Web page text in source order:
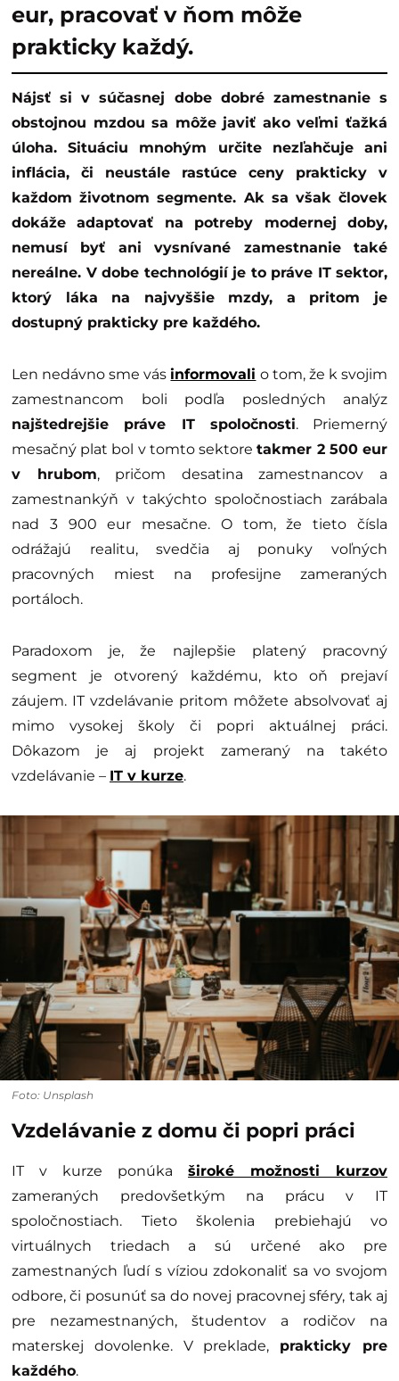
eur, pracovať v ňom môže
prakticky každý.
Nájsť si v súčasnej dobe dobré zamestnanie s
obstojnou mzdou sa môže javiť ako veľmi ťažká
úloha. Situáciu mnohým určite nezľahčuje ani
inflácia, či neustále rastúce ceny prakticky v
každom životnom segmente. Ak sa však človek
dokáže adaptovať na potreby modernej doby,
nemusí byť ani vysnívané zamestnanie také
nereálne. V dobe technológií je to práve IT sektor,
ktorý láka na najvyššie mzdy, a pritom je
dostupný prakticky pre každého.
Len nedávno sme vás informovali o tom, že k svojim
zamestnancom boli podľa posledných analýz
najštedrejšie práve IT spoločnosti. Priemerný
mesačný plat bol v tomto sektoretakmer 2 500 eur
v hrubom, pričom desatina zamestnancov a
zamestnankýň v takýchto spoločnostiach zarábala
nad 3 900 eur mesačne. O tom, že tieto čísla
odrážajú realitu, svedčia aj ponuky voľných
pracovných miest na profesijne zameraných
portáloch.
Paradoxom je, že najlepšie platený pracovný
segment je otvorený každému, kto oň prejaví
záujem. IT vzdelávanie pritom môžete absolvovať aj
mimo vysokej školy či popri aktuálnej práci.
Dôkazom je aj projekt zameraný na takéto
vzdelávanie – IT v kurze.
Foto: Unsplash
Vzdelávanie z domu či popri práci
IT v kurze ponúka široké možnosti kurzov
zameraných predovšetkým na prácu v IT
spoločnostiach. Tieto školenia prebiehajú vo
virtuálnych triedach a sú určené ako pre
zamestnaných ľudí s víziou zdokonaliť sa vo svojom
odbore, či posunúť sa do novej pracovnej sféry, tak aj
pre nezamestnaných, študentov a rodičov na
materskej dovolenke. V preklade, prakticky pre
každého.